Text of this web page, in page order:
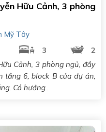
Hữu Cảnh, 3 phòng
Mỹ Tây
3
2
Cảnh, 3 phòng ngủ, đầy
tầng 6, block B của dự án,
Có hướng..